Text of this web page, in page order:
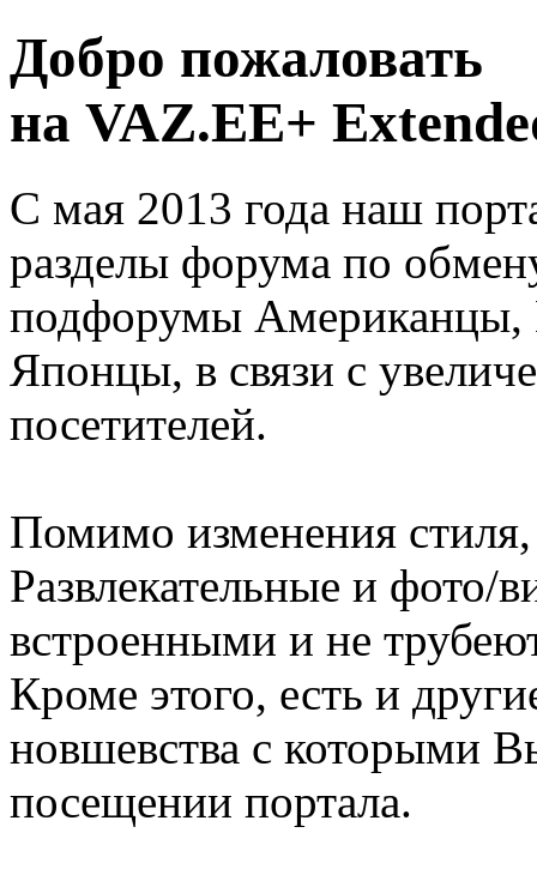
Добро пожаловать
на VAZ.EE+
С мая 2013 года наш
разделы форума по
подфорумы
Японцы, в связи с
посетителей.
Помимо изменения
Развлекательные и фото/
встроенными и не
Кроме этого, есть и
новшевства с которыми
посещении портала.